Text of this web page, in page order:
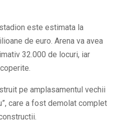
este estimata la
de euro. Arena va avea
32.000 de locuri, iar
pe amplasamentul vechii
care a fost demolat complet